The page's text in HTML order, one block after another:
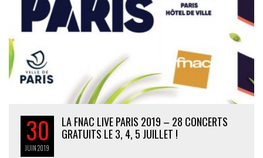
30
JUIN2019
LA FNAC LIVE PARIS 2019 – 28 CONCERTS
GRATUITS LE 3, 4, 5 JUILLET !